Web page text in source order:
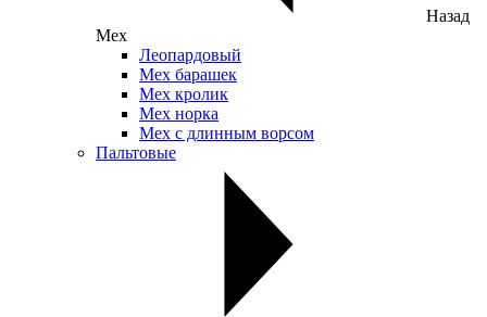
Назад
Мех
Леопардовый
Мех барашек
Мех кролик
Мех норка
Мех с длинным ворсом
Пальтовые